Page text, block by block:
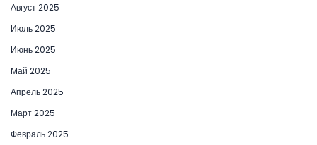
Август 2025
Июль 2025
Июнь 2025
Май 2025
Апрель 2025
Март 2025
Февраль 2025